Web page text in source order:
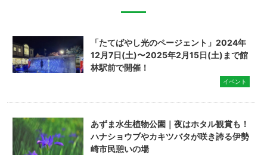
「たてばやし光のページェント」2024年
12月7日(土)〜2025年2月15日(土)まで館
林駅前で開催！
イベント
あずま水生植物公園｜夜はホタル観賞も！
ハナショウブやカキツバタが咲き誇る伊勢
崎市民憩いの場